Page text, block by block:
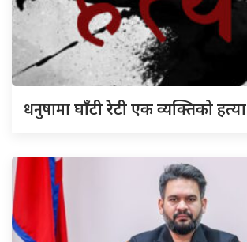
धनुषामाघाँटी रेटी एक व्यक्तिको हत्या